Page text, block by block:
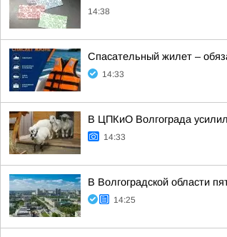
14:38
Спасательный жилет –
14:33
В ЦПКиО Волгограда
14:33
В Волгоградской области
14:25